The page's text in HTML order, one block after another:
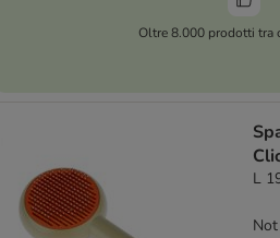
Oltre 8.000 prodotti tra
L